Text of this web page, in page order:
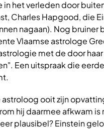
het verleden door
Charles Hapgood, die
nagaan). Nog bruiner
Vlaamse astrologe
met de door haar
Een uitspraak die
ooit zijn
hij daarmee afkwam is
plausibel? Einstein